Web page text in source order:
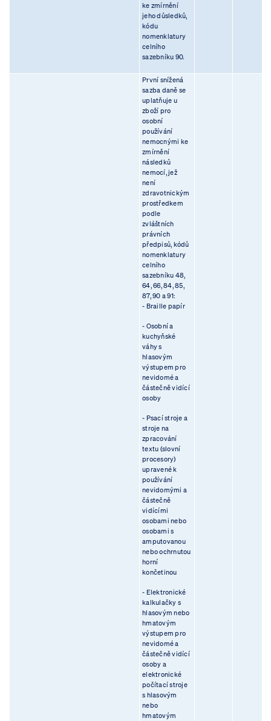
ke zmírnění
jeho důsledků,
kódu
nomenklatury
celního
sazebníku 90.
První snížená
sazba daně se
uplatňuje u
zboží pro
osobní
používání
nemocnými ke
zmírnění
následků
nemocí, jež
není
zdravotnickým
prostředkem
podle
zvláštních
právních
předpisů, kódů
nomenklatury
celního
sazebníku 48,
64, 66, 84, 85,
87, 90 a 91:
- Braille papír
- Osobní a
kuchyňské
váhy s
hlasovým
výstupem pro
nevidomé a
částečně vidící
osoby
- Psací stroje a
stroje na
zpracování
textu (slovní
procesory)
upravené k
používání
nevidomými a
částečně
vidícími
osobami nebo
osobami s
amputovanou
nebo ochrnutou
horní
končetinou
- Elektronické
kalkulačky s
hlasovým nebo
hmatovým
výstupem pro
nevidomé a
částečně vidící
osoby a
elektronické
počítací stroje
s hlasovým
nebo
hmatovým